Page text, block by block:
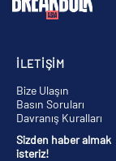
İLETİŞİM
Bize Ulaşın
Basın Soruları
Davranış Kuralları
Sizden haber almak
isteriz!